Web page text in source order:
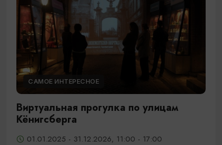
САМОЕ ИНТЕРЕСНОЕ
Виртуальная прогулка по улицам
Кёнигсберга
01.01.2025 - 31.12.2026, 11:00 - 17:00